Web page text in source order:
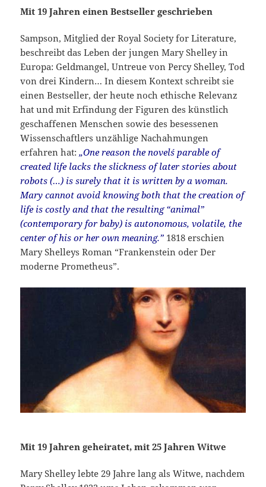
Mit 19 Jahren einen Bestseller geschrieben
Sampson, Mitglied der Royal Society for Literature,
beschreibt das Leben der jungen Mary Shelley in
Europa: Geldmangel, Untreue von Percy Shelley, Tod
von drei Kindern… In diesem Kontext schreibt sie
einen Bestseller, der heute noch ethische Relevanz
hat und mit Erfindung der Figuren des künstlich
geschaffenen Menschen sowie des besessenen
Wissenschaftlers unzählige Nachahmungen
erfahren hat:„One reason the novel´s parable of
created life lacks the slickness of later stories about
robots (…) is surely that it is written by a woman.
Mary cannot avoid knowing both that the creation of
life is costly and that the resulting “animal”
(contemporary for baby) is autonomous, volatile, the
center of his or her own meaning.” 1818 erschien
Mary Shelleys Roman “Frankenstein oder Der
moderne Prometheus”.
Mit 19 Jahren geheiratet, mit 25 Jahren Witwe
Mary Shelley lebte 29 Jahre lang als Witwe, nachdem